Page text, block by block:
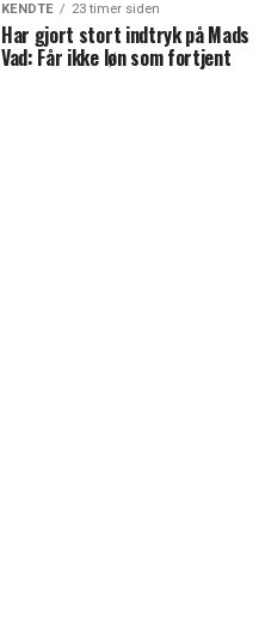
KENDTE 23 timer siden
Har gjort stort indtryk på Mads
Vad: Får ikke løn som fortjent